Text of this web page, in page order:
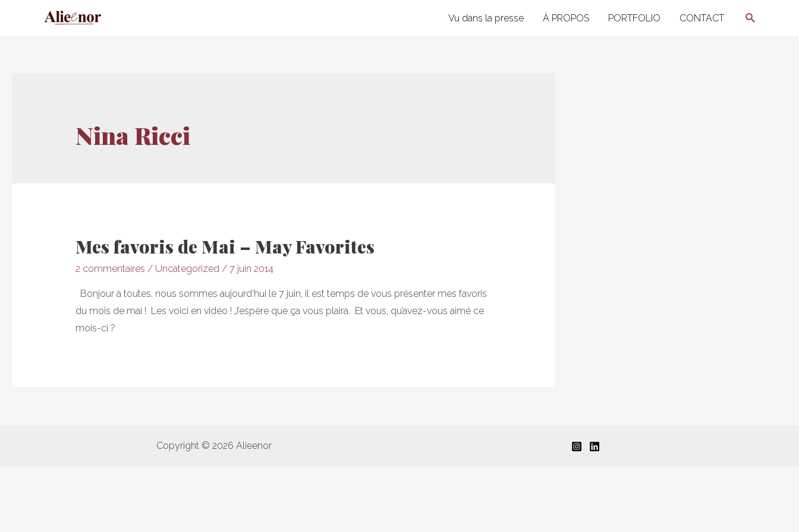
Vu dans la presse À PROPOS PORTFOLIO CONTACT
Nina Ricci
Mes favoris de Mai – May Favorites
2 commentaires / Uncategorized / 7 juin 2014
Bonjour à toutes, nous sommes aujourd’hui le 7 juin, il est temps de vous présenter mes favoris
du mois de mai ! Les voici en vidéo ! J’espère que ça vous plaira. Et vous, qu’avez-vous aimé ce
mois-ci ?
Copyright © 2026 Alieenor